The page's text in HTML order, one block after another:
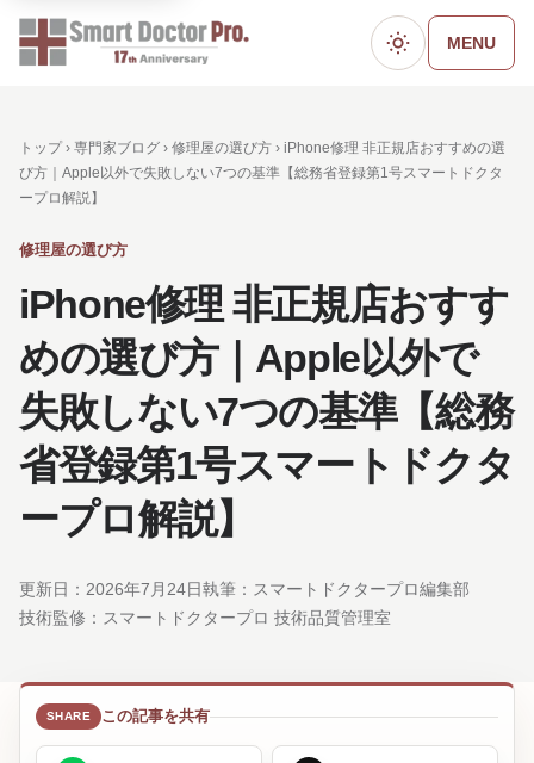
ダークモード
MENU
トップ › 専門家ブログ › 修理屋の選び方 › iPhone修理 非正規店おすすめの選
び方｜Apple以外で失敗しない7つの基準【総務省登録第1号スマートドクタ
ープロ解説】
修理屋の選び方
iPhone修理 非正規店おすす
めの選び方｜Apple以外で
失敗しない7つの基準【総務
省登録第1号スマートドクタ
ープロ解説】
更新日： 2026年7月24日執筆：スマートドクタープロ編集部
技術監修： スマートドクタープロ 技術品質管理室
この記事を共有